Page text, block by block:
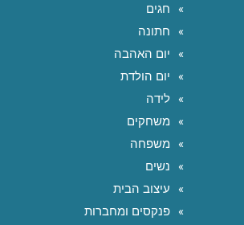
חגים
חתונה
יום האהבה
יום הולדת
לידה
משחקים
משפחה
נשים
עיצוב הבית
פנקסים ומחברות